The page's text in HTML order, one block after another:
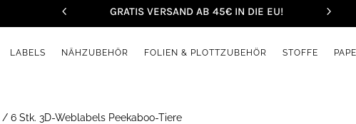
GRATIS VERSAND AB 45€ IN DIE EU!
LABELS NÄHZUBEHÖR FOLIEN & PLOTTZUBEHÖR STOFFE
/ 6 Stk. 3D-Weblabels Peekaboo-Tiere